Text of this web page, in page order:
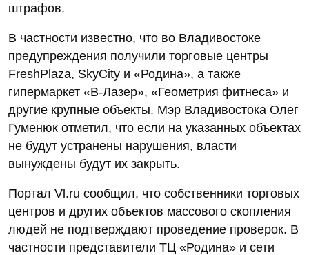
штрафов.
В частности известно, что во Владивостоке
предупреждения получили торговые центры
FreshPlaza, SkyCity и «Родина», а также
гипермаркет «В-Лазер», «Геометрия фитнеса» и
другие крупные объекты. Мэр Владивостока Олег
Гуменюк отметил, что если на указанных объектах
не будут устранены нарушения, власти
вынуждены будут их закрыть.
Портал Vl.ru сообщил, что собственники торговых
центров и других объектов массового скопления
людей не подтверждают проведение проверок. В
частности представители ТЦ «Родина» и сети